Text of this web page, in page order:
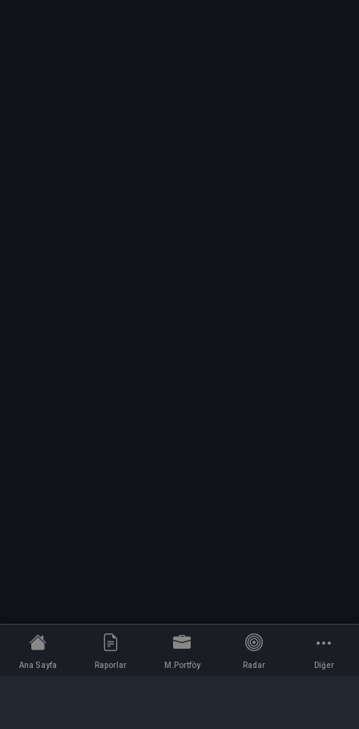
Ana Sayfa Raporlar M.Portföy Radar Diğer